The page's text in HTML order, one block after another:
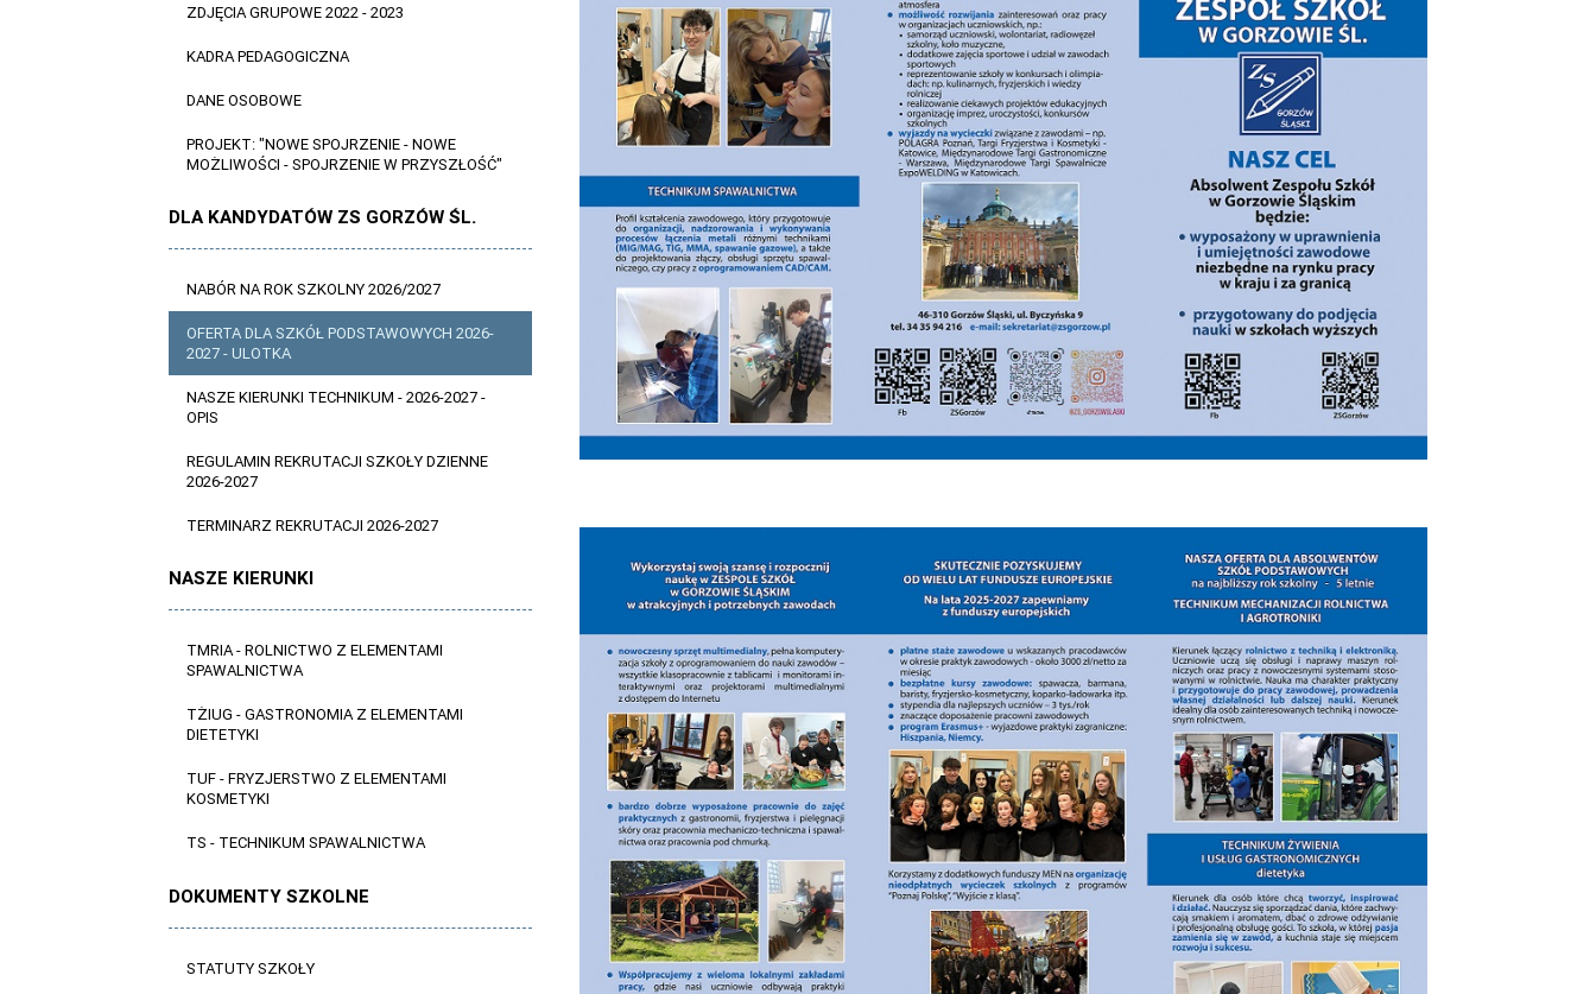
ZDJĘCIA GRUPOWE 2022 - 2023
KADRA PEDAGOGICZNA
DANE OSOBOWE
PROJEKT: "NOWE SPOJRZENIE - NOWE
MOŻLIWOŚCI - SPOJRZENIE W PRZYSZŁOŚĆ"
DLA KANDYDATÓW ZS GORZÓW ŚL.
NABÓR NA ROK SZKOLNY 2026/2027
OFERTA DLA SZKÓŁ PODSTAWOWYCH 2026-
2027 - ULOTKA
NASZE KIERUNKI TECHNIKUM - 2026-2027 -
OPIS
REGULAMIN REKRUTACJI SZKOŁY DZIENNE
2026-2027
TERMINARZ REKRUTACJI 2026-2027
NASZE KIERUNKI
TMRIA - ROLNICTWO Z ELEMENTAMI
SPAWALNICTWA
TŻIUG - GASTRONOMIA Z ELEMENTAMI
DIETETYKI
TUF - FRYZJERSTWO Z ELEMENTAMI
KOSMETYKI
TS - TECHNIKUM SPAWALNICTWA
DOKUMENTY SZKOLNE
STATUTY SZKOŁY